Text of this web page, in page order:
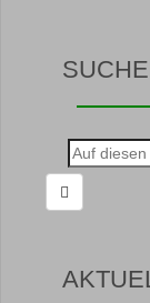
Suche
nach: